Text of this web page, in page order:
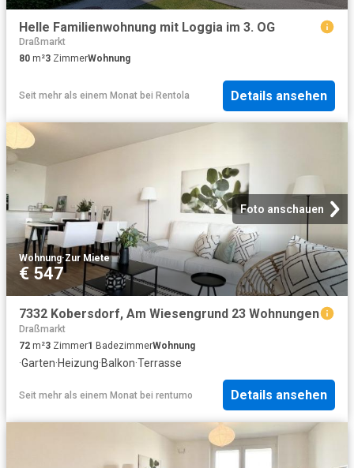
Helle Familienwohnung mit Loggia im 3. OG
Draßmarkt
80 m²3 ZimmerWohnung
Seit mehr als einem Monat bei Rentola Details ansehen
Foto anschauen
Wohnung·Zur Miete
€ 547
7332 Kobersdorf, Am Wiesengrund 23 Wohnungen
Draßmarkt
72 m²3 Zimmer1 BadezimmerWohnung
·Garten·Heizung·Balkon·Terrasse
Seit mehr als einem Monat bei rentumo Details ansehen